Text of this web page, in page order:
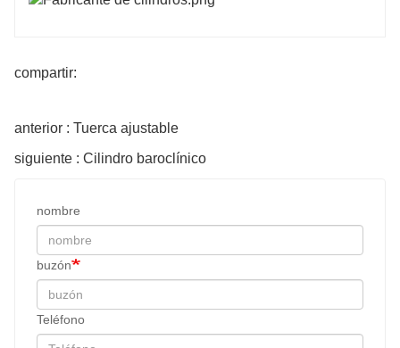
compartir:
anterior : Tuerca ajustable
siguiente : Cilindro baroclínico
nombre
buzón
Teléfono